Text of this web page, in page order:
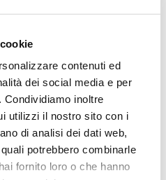
contenuti ed
dei social media e per
inoltre
utilizzi il nostro sito con i
di analisi dei dati web,
potrebbero combinarle
fornito loro o che hanno
nello sguardo di
Rights